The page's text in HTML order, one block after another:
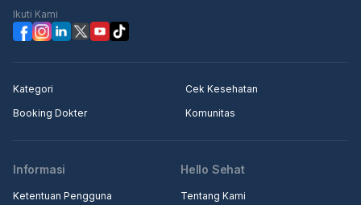
Ikuti Kami
Kategori
Cek Kesehatan
Booking Dokter
Komunitas
Informasi
Ketentuan Pengguna
Hello Sehat
Tentang Kami